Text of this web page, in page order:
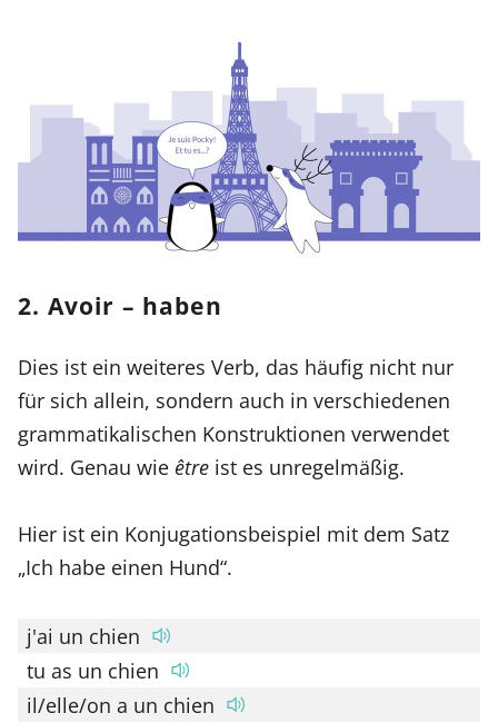
2. Avoir – haben
Dies ist ein weiteres Verb, das häufig nicht nur
für sich allein, sondern auch in verschiedenen
grammatikalischen Konstruktionen verwendet
wird. Genau wie être ist es unregelmäßig.
Hier ist ein Konjugationsbeispiel mit dem Satz
„Ich habe einen Hund“.
j'ai un chien
tu as un chien
il/elle/on a un chien